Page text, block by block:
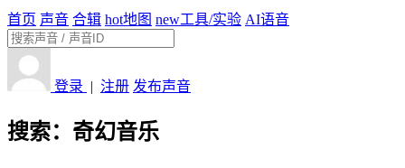
首页 声音 合辑 hot地图 new工具/实验 AI语音
登录 | 注册 发布声音
搜索：奇幻音乐